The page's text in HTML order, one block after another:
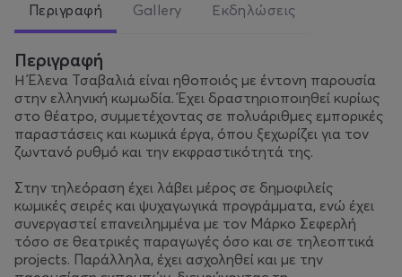
Περιγραφή Gallery Εκδηλώσεις
Περιγραφή
Η Έλενα Τσαβαλιά είναι ηθοποιός με έντονη παρουσία
στην ελληνική κωμωδία. Έχει δραστηριοποιηθεί κυρίως
στο θέατρο, συμμετέχοντας σε πολυάριθμες εμπορικές
παραστάσεις και κωμικά έργα, όπου ξεχωρίζει για τον
ζωντανό ρυθμό και την εκφραστικότητά της.
Στην τηλεόραση έχει λάβει μέρος σε δημοφιλείς
κωμικές σειρές και ψυχαγωγικά προγράμματα, ενώ έχει
συνεργαστεί επανειλημμένα με τον Μάρκο Σεφερλή
τόσο σε θεατρικές παραγωγές όσο και σε τηλεοπτικά
projects. Παράλληλα, έχει ασχοληθεί και με την